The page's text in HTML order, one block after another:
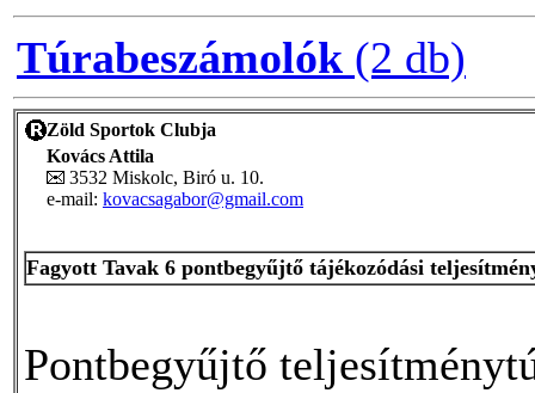
Túrabeszámolók (2 db)
Zöld Sportok Clubja
Kovács Attila
3532 Miskolc, Biró u. 10.
e-mail: kovacsagabor@gmail.com
Fagyott Tavak 6 pontbegyűjtő tájékozódási
Pontbegyűjtő